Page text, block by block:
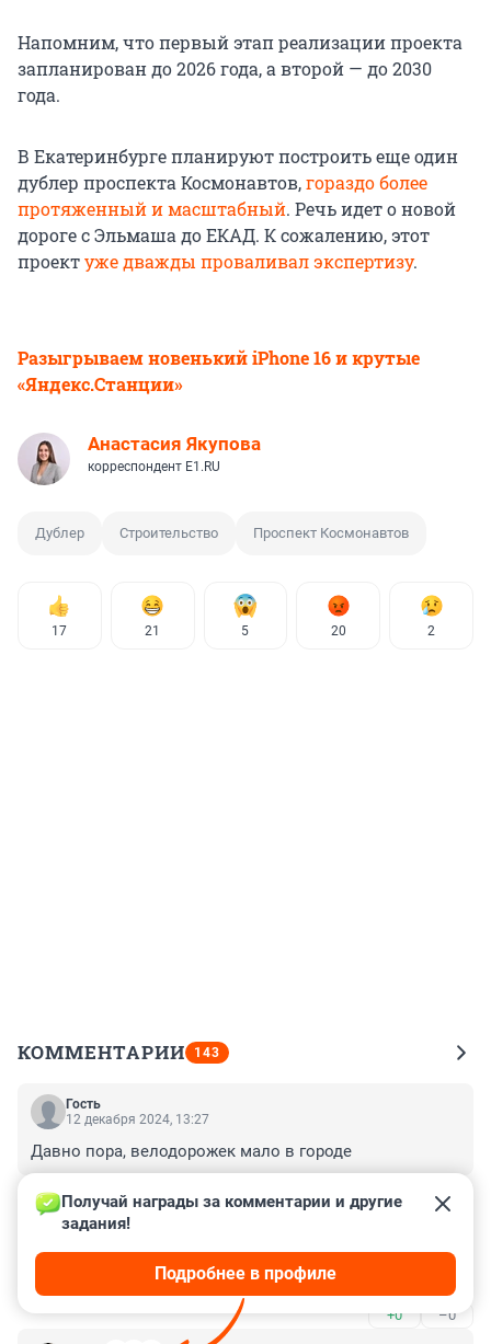
Напомним, что первый этап реализации проекта
запланирован до 2026 года, а второй — до 2030
года.
В Екатеринбурге планируют построить еще один
дублер проспекта Космонавтов,гораздо более
протяженный и масштабный. Речь идет о новой
дороге с Эльмаша до ЕКАД. К сожалению, этот
проектуже дважды проваливал экспертизу.
Разыгрываем новенький iPhone 16 и крутые
«Яндекс.Станции»
Анастасия Якупова
корреспондент E1.RU
Дублер Строительство Проспект Космонавтов
17 21 5 20 2
КОММЕНТАРИИ 143
Гость
12 декабря 2024, 13:27
Давно пора, велодорожек мало в городе
–0
Гость
Это подготовка к дальнейшей застройке промзоны
+0 –0
Получай награды за комментарии и другие
задания!
Подробнее в профиле